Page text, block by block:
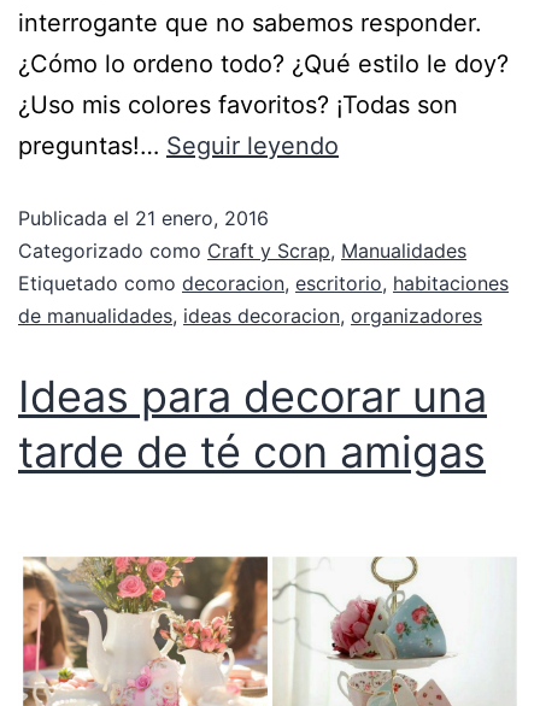
interrogante que no sabemos responder.
¿Cómo lo ordeno todo? ¿Qué estilo le doy?
¿Uso mis colores favoritos? ¡Todas son
preguntas!… Seguir leyendo
Publicada el 21 enero, 2016
Categorizado como Craft y Scrap, Manualidades
Etiquetado como decoracion, escritorio, habitaciones
de manualidades, ideas decoracion, organizadores
Ideas para decorar una
tarde de té con amigas